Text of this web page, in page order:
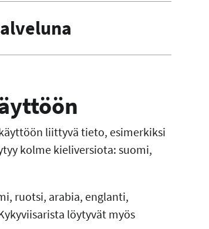
liittyvä tieto, esimerkiksi
kolme kieliversiota: suomi,
ruotsi, arabia, englanti,
löytyvät myös